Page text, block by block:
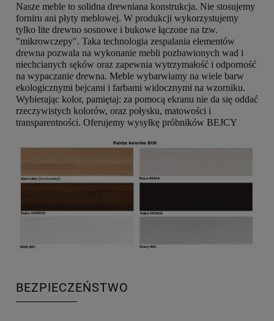
Nasze meble to solidna drewniana konstrukcja. Nie stosujemy
forniru ani płyty meblowej. W produkcji wykorzystujemy
tylko lite drewno sosnowe i bukowe łączone na tzw.
"mikrowczepy". Taka technologia zespalania elementów
drewna pozwala na wykonanie mebli pozbawionych wad i
niechcianych sęków oraz zapewnia wytrzymałość i odporność
na wypaczanie drewna. Meble wybarwiamy na wiele barw
ekologicznymi bejcami i farbami widocznymi na wzorniku.
Wybierając kolor, pamiętaj: za pomocą ekranu nie da się oddać
rzeczywistych kolorów, oraz połysku, matowości i
transparentności. Oferujemy wysyłkę próbników BEJCY
BEZPIECZEŃSTWO